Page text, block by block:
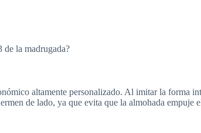
de la madrugada?
altamente personalizado. Al imitar la forma
de lado, ya que evita que la almohada